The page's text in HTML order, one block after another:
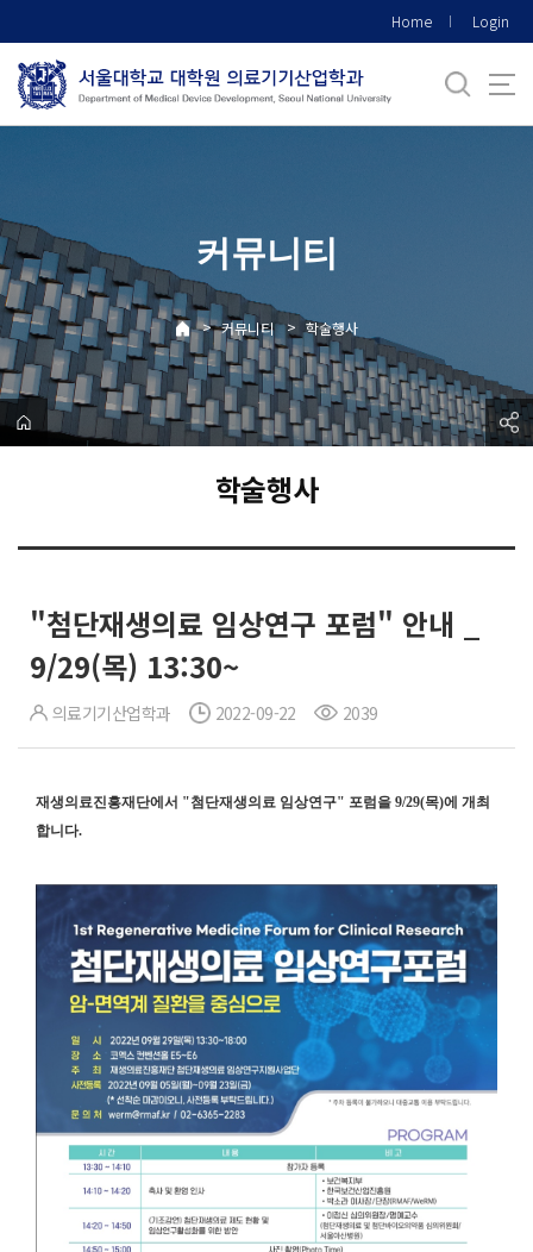
로
메
Home Login
커뮤니티
> 커뮤니티 > 학술행사
학술행사
"첨단재생의료 임상연구 포럼" 안내 _
9/29(목) 13:30~
의료기기산업학과 2022-09-22 2039
재생의료진흥재단에서 "첨단재생의료 임상연구" 포럼을 9/29(목)에 개최
합니다.